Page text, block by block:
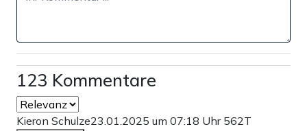
123 Kommentare
Kieron Schulze23.01.2025 um 07:18 Uhr 562T